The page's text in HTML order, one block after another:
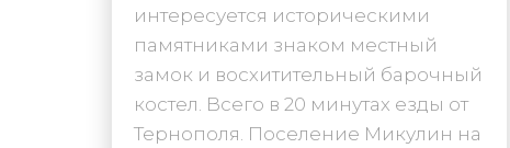
интересуется историческими
памятниками знаком местный
замок и восхитительный барочный
костел. Всего в 20 минутах езды от
Тернополя. Поселение Микулин на